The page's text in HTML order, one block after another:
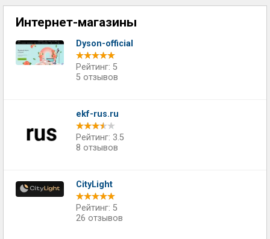
Интернет-магазины
Dyson-official
Рейтинг: 5
5 отзывов
ekf-rus.ru
Рейтинг: 3.5
8 отзывов
CityLight
Рейтинг: 5
26 отзывов